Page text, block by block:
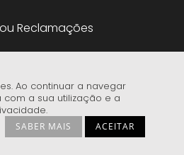
Ao continuar a navegar
com a sua utilização e a
SABER MAIS ACEITAR
Reclamações
COPYRIGHT E MARCA REGISTADA
DE PRIVACIDADE